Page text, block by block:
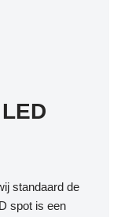
standaard de
spot is een